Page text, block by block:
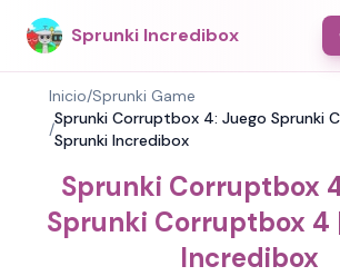
Sprunki Incredibox
Inicio/Sprunki Game
/
Sprunki Corruptbox 4: Juego Sprunki
Sprunki Incredibox
Sprunki Corruptbox
Sprunki Corruptbox 4
Incredibox